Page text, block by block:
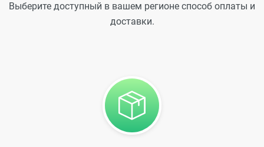
Выберите доступный в вашем регионе способ оплаты и
доставки.